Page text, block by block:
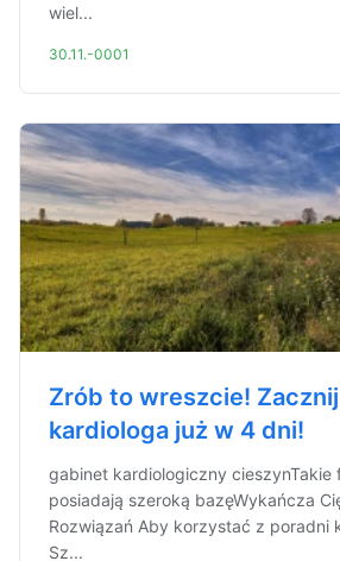
wiel...
30.11.-0001
Zrób to wreszcie!
kardiologa już w 4 dni!
gabinet kardiologiczny cieszynTakie
posiadają szeroką bazęWykańcza
Rozwiązań Aby korzystać z poradni
Sz...